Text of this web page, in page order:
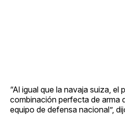
“Al igual que la navaja suiza, el
combinación perfecta de arma
equipo de defensa nacional”,